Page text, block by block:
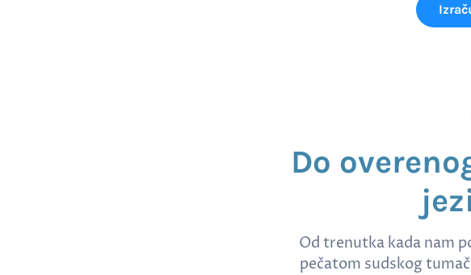
Do
Od trenutka kada nam
pečatom sudskog